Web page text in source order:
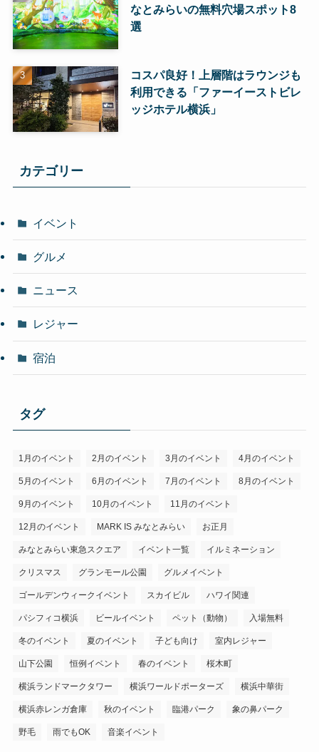
なとみらいの無料穴場スポット8
選
コスパ良好！上層階はラウンジも
利用できる「ファーイーストビレ
ッジホテル横浜」
カテゴリー
イベント
グルメ
ニュース
レジャー
宿泊
タグ
1月のイベント 2月のイベント 3月のイベント 4月のイベント
5月のイベント 6月のイベント 7月のイベント 8月のイベント
9月のイベント 10月のイベント 11月のイベント
12月のイベント MARK IS みなとみらい お正月
みなとみらい東急スクエア イベント一覧 イルミネーション
クリスマス グランモール公園 グルメイベント
ゴールデンウィークイベント スカイビル ハワイ関連
パシフィコ横浜 ビールイベント ペット（動物） 入場無料
冬のイベント 夏のイベント 子ども向け 室内レジャー
山下公園 恒例イベント 春のイベント 桜木町
横浜ランドマークタワー 横浜ワールドポーターズ 横浜中華街
横浜赤レンガ倉庫 秋のイベント 臨港パーク 象の鼻パーク
野毛 雨でもOK 音楽イベント